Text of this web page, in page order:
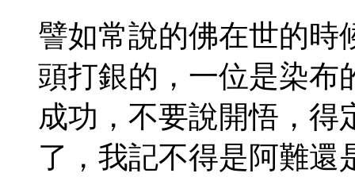
譬如常說的佛在世的時
頭打銀的，一位是染布
成功，不要說開悟，得
了，我記不得是阿難還